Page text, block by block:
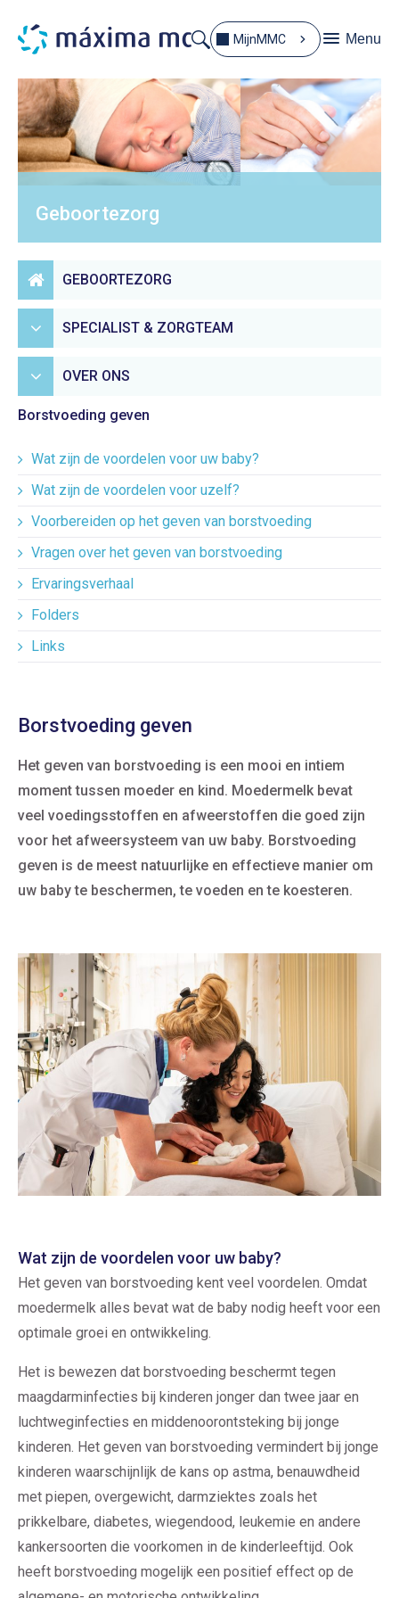
MijnMMC Menu
Geboortezorg
GEBOORTEZORG
SPECIALIST & ZORGTEAM
OVER ONS
Borstvoeding geven
Wat zijn de voordelen voor uw baby?
Wat zijn de voordelen voor uzelf?
Voorbereiden op het geven van borstvoeding
Vragen over het geven van borstvoeding
Ervaringsverhaal
Folders
Links
Borstvoeding geven
Het geven van borstvoeding is een mooi en intiem
moment tussen moeder en kind. Moedermelk bevat
veel voedingsstoffen en afweerstoffen die goed zijn
voor het afweersysteem van uw baby. Borstvoeding
geven is de meest natuurlijke en effectieve manier om
uw baby te beschermen, te voeden en te koesteren.
Wat zijn de voordelen voor uw baby?
Het geven van borstvoeding kent veel voordelen. Omdat
moedermelk alles bevat wat de baby nodig heeft voor een
optimale groei en ontwikkeling.
Het is bewezen dat borstvoeding beschermt tegen
maagdarminfecties bij kinderen jonger dan twee jaar en
luchtweginfecties en middenoorontsteking bij jonge
kinderen. Het geven van borstvoeding vermindert bij jonge
kinderen waarschijnlijk de kans op astma, benauwdheid
met piepen, overgewicht, darmziektes zoals het
prikkelbare, diabetes, wiegendood, leukemie en andere
kankersoorten die voorkomen in de kinderleeftijd. Ook
heeft borstvoeding mogelijk een positief effect op de